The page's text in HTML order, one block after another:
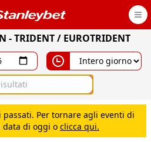
-TRIDENT / EUROTRIDENT
passati. Per tornare agli eventi di
data di oggi o clicca qui.